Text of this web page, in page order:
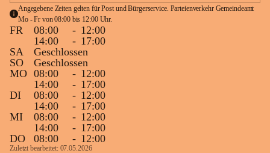
Angegebene Zeiten gelten für Post und Bürgerservice. Parteienverkehr Gemeindeamt
Mo - Fr von 08:00 bis 12:00 Uhr.
FR 08:00 - 12:00
14:00
- 17:00
SA
Geschlossen
SO
Geschlossen
MO 08:00 - 12:00
14:00
- 17:00
DI
08:00 - 12:00
14:00
- 17:00
MI
08:00 - 12:00
14:00
- 17:00
DO
08:00 - 12:00
Zuletzt bearbeitet: 07.05.2026